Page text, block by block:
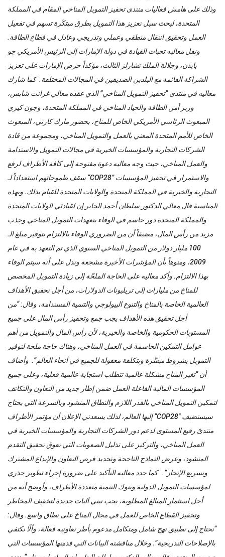
وذلك على هامش فعاليات منتدى تحفيز التمويل المناخي المقام في المملكة
المتحدة، لبحث سبل تعزيز هذا التمويل بطرق مبتكَرة تسهم في تفعيل
العمل وتحقيق انتقال منطقي وعملي وتدريجي وعادل في قطاع الطاقة.
ونقل معاليه تحيات القيادة في دولة الإمارات إلى الرئيس الأمريكي جو
بايدن، وجلالة الملك تشارلز الثالث، مؤكداً حرص الإمارات على تعزيز
الشراكة القائمة مع البلدين الصديقين في المجالات المختلفة. كما شارك
معاليه في منتدى “تحفيز التمويل المناخي” الذي عقده معالي غرانت شابس،
وزير أمن الطاقة والحياد المناخي في المملكة المتحدة، وجون كيري
المبعوث الرئاسي الأمريكي الخاص للمناخ، بحضور مارك كارني، المبعوث
الخاص للأمم المتحدة المعني بالعمل والتمويل المناخي، ومجموعة من قادة
الشركات التجارية والمؤسسات الخيرية في مجالات التمويل والاستدامة
والعمل المناخي، حيث وجه معاليه دعوة مفتوحة إلى كافة الأطراف لرفع
سقف طموحاتهم استعداداً لـ “COP28” والاستمرار في تحفيز المؤسسات
التجارية والخيرية في المملكة المتحدة والولايات المتحدة للقيام بذلك. وبهذه
المناسبة قال معالي الدكتور سلطان أحمد الجابر إن لقيادتَي الولايات المتحدة
والمملكة المتحدة دور حاسم في الوفاء بتعهدات التمويل المناخي وجذب
مزيد من رأس المال، مضيفاً أن من الضروري الوفاء بالالتزام بتوفير مبلغ الـ
100 مليار دولار من التمويل المناخي السنوي الذي تم التعهد به في عام
2009، ومنوهاً بأن المؤشرات الأخيرة مشجعة وتدل على أنه سيتم الوفاء
بهذا الالتزام. وأكد معاليه على الحاجة الملحّة إلى زيادة التمويل المخصص
للمناخ من مليارات إلى تريليونات الدولارات، من أجل تحقيق الأهداف
العالمية الخاصة بالمناخ والتنوع البيولوجي والتنمية المستدامة، وقال: “من
أجل تحقيق هذه الأهداف يجب جمع وتحفيز رأس المال على جميع
المستويات الحكومية والخاصة والخيرية، لأن رأس المال والتمويل من أهم
عوامل التمكين الحاسمة في العمل المناخي، وهناك حاجة ملحة لتوفير
التمويل بشروط ميسَّرة وبتكلفة معقولة للجميع في أنحاء العالم”. وأضاف
أن “تغير المناخ مشكلة عالمية تتطلب استجابة عالمية فعلية، وعلى جميع
المؤسسات المالية الفاعلة العمل ضمن إطار جديد من التعاون والتكاتف
لتمكين التمويل المناخي بالقدر اللازم والنطاق المنشود وبالسرعة التي يحتاج
إليها العالم، لذلك يسعدني الإعلان أن مؤتمر الأطراف “COP28″ سيستضيف
منتدىً رفيع المستوى لدعم دور الشركات التجارية والمؤسسات الخيرية في
العمل المناخي، والتركيز على تذليل الصعوبات التي تعوق تحقيق التقدم
المنشود، وعرض النماذج الناجحة وتحديد فرص التعاون والإبداع المشترك
وتسريع الإنجاز”. كما جدد معاليه التأكيد على ضرورة إجراء تطوير جذري
لمؤسسات التمويل الدولية وبنوك التنمية متعددة الأطراف، وأوضح أنه من
أجل استثمار المبالغ المطلوبة، يجب تبني آليات جديدة لتخفيف المخاطر
وتحفيز القطاع الخاص للعمل في مجال المناخ على نطاق واسع. وقال:
“نحتاج إلى تطبيق نهج شامل ومتكامل مدعوم بأطر تعاونية فعالة، وألّا نكتفي
بالإصلاحات التدريجية”. وخلال مناقشته البيانات التي قدمتها المؤسسات التي